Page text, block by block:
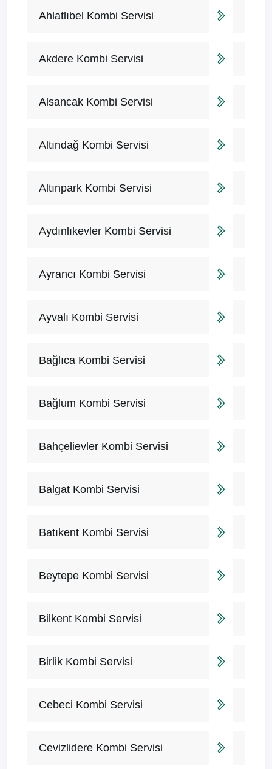
Ahlatlıbel Kombi Servisi
Akdere Kombi Servisi
Alsancak Kombi Servisi
Altındağ Kombi Servisi
Altınpark Kombi Servisi
Aydınlıkevler Kombi Servisi
Ayrancı Kombi Servisi
Ayvalı Kombi Servisi
Bağlıca Kombi Servisi
Bağlum Kombi Servisi
Bahçelievler Kombi Servisi
Balgat Kombi Servisi
Batıkent Kombi Servisi
Beytepe Kombi Servisi
Bilkent Kombi Servisi
Birlik Kombi Servisi
Cebeci Kombi Servisi
Cevizlidere Kombi Servisi